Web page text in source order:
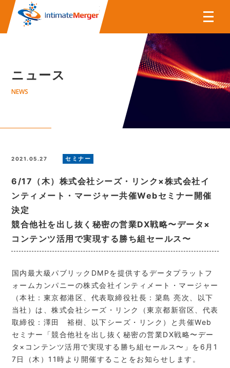
株式会社インティメート・マー
ニュース
NEWS
2021.05.27 セミナー
6/17（木）株式会社シーズ・リンク×株式会社イ
ンティメート・マージャー共催Webセミナー開催
決定
競合他社を出し抜く秘密の営業DX戦略〜データ×
コンテンツ活用で実現する勝ち組セールス〜
国内最大級パブリックDMPを提供するデータプラットフ
ォームカンパニーの株式会社インティメート・マージャー
（本社：東京都港区、代表取締役社長：簗島 亮次、以下
当社）は、株式会社シーズ・リンク（東京都新宿区、代表
取締役：澤田 裕樹、以下シーズ・リンク）と共催Web
セミナー「競合他社を出し抜く秘密の営業DX戦略〜デー
タ×コンテンツ活用で実現する勝ち組セールス〜」を6月1
7日（木）11時より開催することをお知らせします。